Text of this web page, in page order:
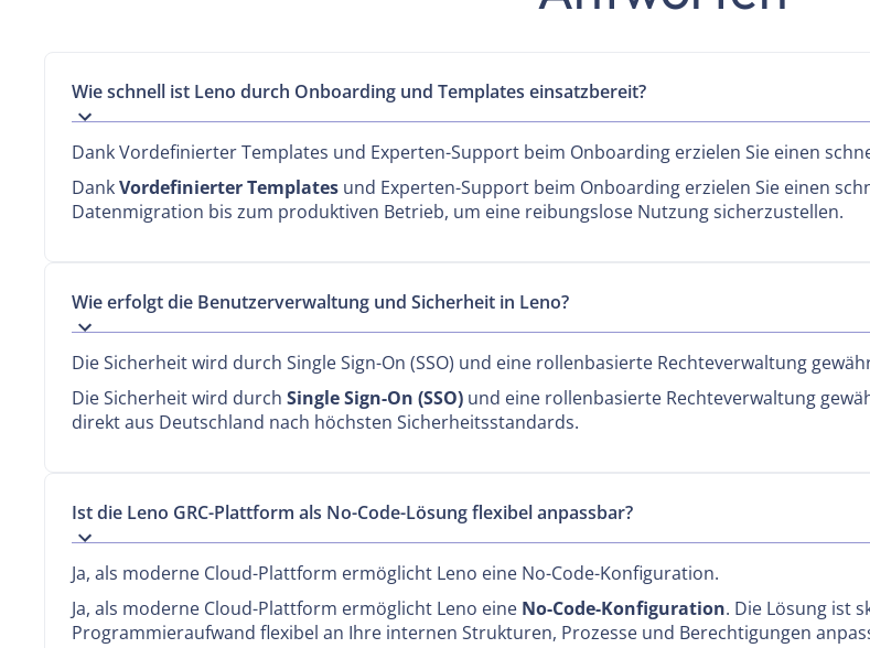
Wie schnell ist Leno durch Onboarding und Templates einsatzbereit?
Dank Vordefinierter Templates und Experten-Support beim Onboarding erzielen Sie einen
DankVordefinierter Templates und Experten-Support beim Onboarding erzielen Sie einen
Datenmigration bis zum produktiven Betrieb, um eine reibungslose Nutzung sicherzustellen.
Wie erfolgt die Benutzerverwaltung und Sicherheit in Leno?
Die Sicherheit wird durch Single Sign-On (SSO) und eine rollenbasierte Rechteverwaltung
Die Sicherheit wird durch Single Sign-On (SSO) und eine rollenbasierte Rechteverwaltung
direkt aus Deutschland nach höchsten Sicherheitsstandards.
Ist die Leno GRC-Plattform als No-Code-Lösung flexibel anpassbar?
Ja, als moderne Cloud-Plattform ermöglicht Leno eine No-Code-Konfiguration.
Ja, als moderne Cloud-Plattform ermöglicht Leno eine No-Code-Konfiguration. Die Lösung ist
Programmieraufwand flexibel an Ihre internen Strukturen, Prozesse und Berechtigungen